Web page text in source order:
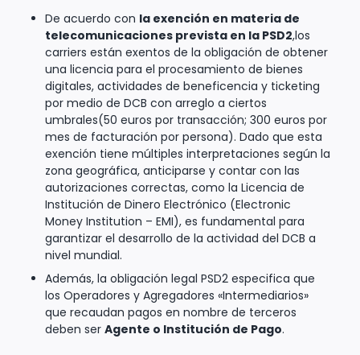
De acuerdo con la exención en materia de
telecomunicaciones prevista en la PSD2,los
carriers están exentos de la obligación de obtener
una licencia para el procesamiento de bienes
digitales, actividades de beneficencia y ticketing
por medio de DCB con arreglo a ciertos
umbrales(50 euros por transacción; 300 euros por
mes de facturación por persona). Dado que esta
exención tiene múltiples interpretaciones según la
zona geográfica, anticiparse y contar con las
autorizaciones correctas, como la Licencia de
Institución de Dinero Electrónico (Electronic
Money Institution – EMI), es fundamental para
garantizar el desarrollo de la actividad del DCB a
nivel mundial.
Además, la obligación legal PSD2 especifica que
los Operadores y Agregadores «Intermediarios»
que recaudan pagos en nombre de terceros
deben ser Agente o Institución de Pago.